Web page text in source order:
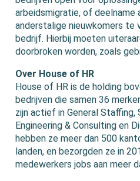
arbeidsmigratie, of deelname
anderstalige nieuwkomers te
bedrijf. Hierbij moeten
doorbroken worden, zoals
Over House of HR
House of HR is de holding
bedrijven die samen 36
zijn actief in General
Engineering & Consulting en
hebben ze meer dan 500
landen, en bezorgden ze in
medewerkers jobs aan meer